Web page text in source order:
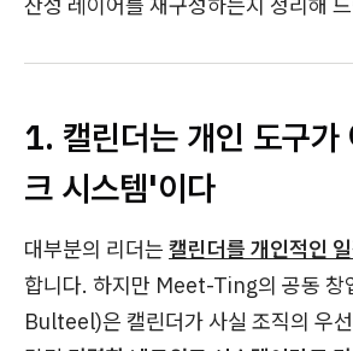
1. 캘린더는 개인 도구가
크 시스템'이다
대부분의 리더는 캘린더를 개인적인
합니다. 하지만 Meet-Ting의 공동 창
Bulteel)은 캘린더가 사실 조직의 우